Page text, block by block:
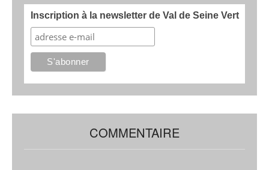
Inscription à la newsletter de Val de Seine Vert
COMMENTAIRE